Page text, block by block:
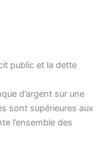
public et la dette
d’argent sur une
sont supérieures aux
l’ensemble des